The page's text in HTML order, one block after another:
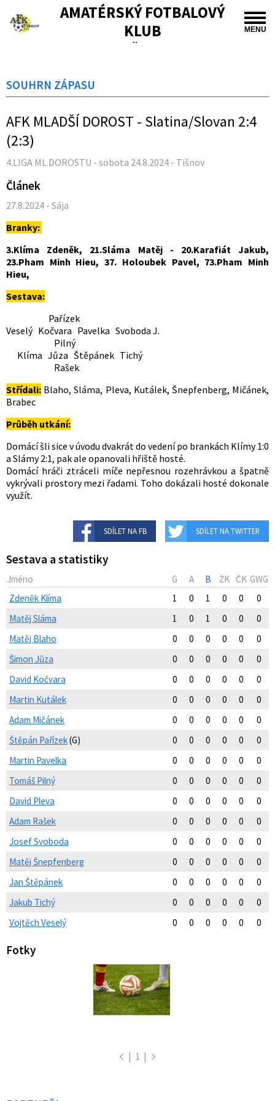
MENU
AMATÉRSKÝ FOTBALOVÝ
KLUB
TIŠNOV
SOUHRN ZÁPASU
AFK MLADŠÍ DOROST - Slatina/Slovan 2:4
(2:3)
4.LIGA ML.DOROSTU - sobota 24.8.2024 - Tišnov
Článek
27.8.2024 - Sája
Branky:
3.Klíma Zdeněk, 21.Sláma Matěj - 20.Karafiát Jakub,
23.Pham Minh Hieu, 37. Holoubek Pavel, 73.Pham Minh
Hieu,
Sestava:
Pařízek
Veselý Kočvara Pavelka Svoboda J.
Pilný
Klíma Jůza Štěpánek Tichý
Rašek
Střídali: Blaho, Sláma, Pleva, Kutálek, Šnepfenberg, Mičánek,
Brabec
Průběh utkání:
Domácí šli sice v úvodu dvakrát do vedení po brankách Klímy 1:0
a Slámy 2:1, pak ale opanovali hřiště hosté.
Domácí hráči ztráceli míče nepřesnou rozehrávkou a špatně
vykrývali prostory mezi řadami. Toho dokázali hosté dokonale
využít.
SDÍLET NA FB SDÍLET NA TWITTER
Sestava a statistiky
Jméno G A B ŽK ČK GWG
Zdeněk Klíma
1 0 1 0 0
0
Matěj Sláma
1 0 1 0 0
0
Matěj Blaho
0 0 0 0 0
0
Šimon Jůza
0 0 0 0 0
0
David Kočvara
0 0 0 0 0
0
Martin Kutálek
0 0 0 0 0
0
Adam Mičánek
0 0 0 0 0
0
Štěpán Pařízek(G) 0 0 0 0 0
0
Martin Pavelka
0 0 0 0 0
0
Tomáš Pilný
0 0 0 0 0
0
David Pleva
0 0 0 0 0
0
Adam Rašek
0 0 0 0 0
0
Josef Svoboda
0 0 0 0 0
0
Matěj Šnepfenberg
0 0 0 0 0
0
Jan Štěpánek
0 0 0 0 0
0
Jakub Tichý
0 0 0 0 0
0
Vojtěch Veselý
0 0 0 0 0 0
Fotky
| 1 |